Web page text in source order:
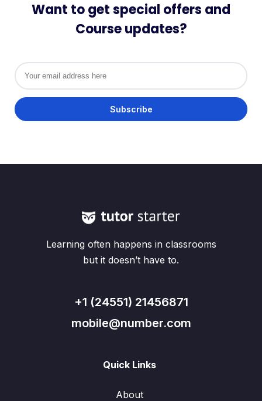
Want to get special offers and
Course updates?
Learning often happens in classrooms
but it doesn’t have to.
+1 (24551) 21456871
mobile@number.com
Quick Links
About